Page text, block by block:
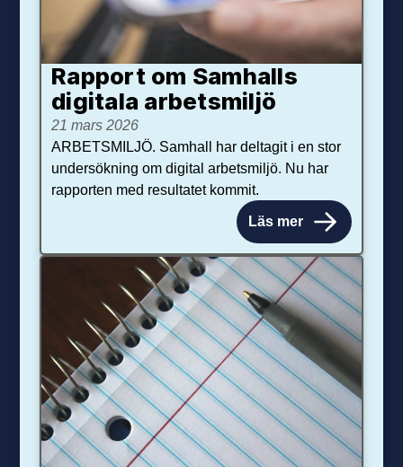
Rapport om Samhalls
digitala arbetsmiljö
21 mars 2026
ARBETSMILJÖ. Samhall har deltagit i en stor
undersökning om digital arbetsmiljö. Nu har
rapporten med resultatet kommit.
Läs mer